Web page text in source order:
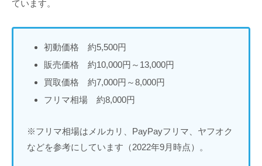
ています。
初動価格 約5,500円
販売価格 約10,000円～13,000円
買取価格 約7,000円～8,000円
フリマ相場 約8,000円
※フリマ相場はメルカリ、PayPayフリマ、ヤフオク
などを参考にしています（2022年9月時点）。